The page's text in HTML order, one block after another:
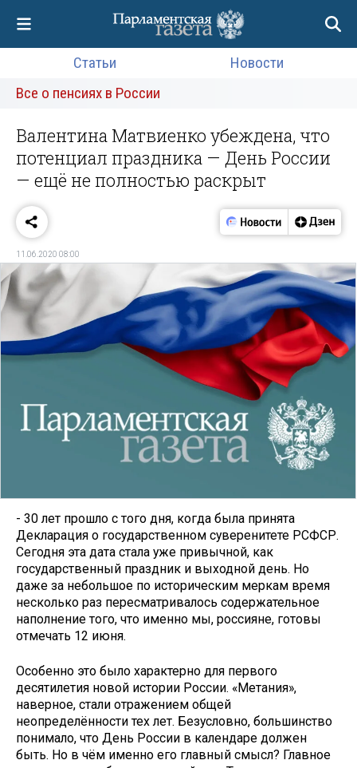
Статьи
Новости
Все о пенсиях в России
Валентина Матвиенко убеждена, что
потенциал праздника — День России
— ещё не полностью раскрыт
11.06.2020 08:00
- 30 лет прошло с того дня, когда была принята
Декларация о государственном суверенитете РСФСР.
Сегодня эта дата стала уже привычной, как
государственный праздник и выходной день. Но
даже за небольшое по историческим меркам время
несколько раз пересматривалось содержательное
наполнение того, что именно мы, россияне, готовы
отмечать 12 июня.
Особенно это было характерно для первого
десятилетия новой истории России. «Метания»,
наверное, стали отражением общей
неопределённости тех лет. Безусловно, большинство
понимало, что День России в календаре должен
быть. Но в чём именно его главный смысл? Главное